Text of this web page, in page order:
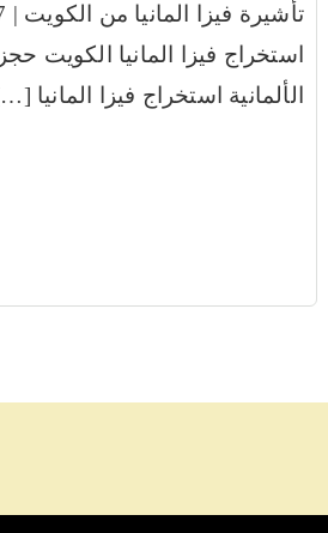
استخراج فيزا المانيا الكويت
الألمانية استخراج فيزا المانيا